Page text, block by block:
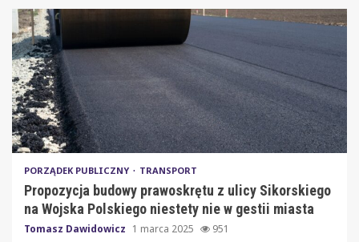
PORZĄDEK PUBLICZNY TRANSPORT
Propozycja budowy prawoskrętu z ulicy Sikorskiego
na Wojska Polskiego niestety nie w gestii miasta
Tomasz Dawidowicz 1 marca 2025 951